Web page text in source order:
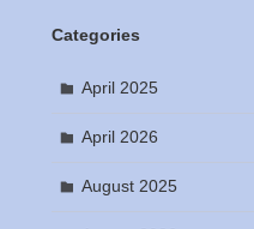
Categories
April 2025
April 2026
August 2025